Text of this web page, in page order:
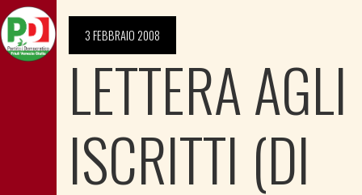
3 FEBBRAIO 2008
LETTERA AGLI
ISCRITTI (DI